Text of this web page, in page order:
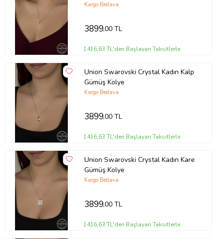
Kargo Bedava
3899,00 TL
1416,63 TL'den Başlayan Taksitlerle
Union Swarovski Crystal Kadın Kalp
Gümüş Kolye
Kargo Bedava
3899,00 TL
1416,63 TL'den Başlayan Taksitlerle
Union Swarovski Crystal Kadın Kare
Gümüş Kolye
Kargo Bedava
3899,00 TL
1416,63 TL'den Başlayan Taksitlerle